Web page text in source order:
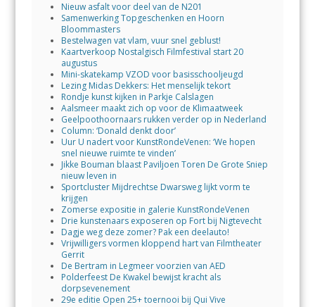
Nieuw asfalt voor deel van de N201
Samenwerking Topgeschenken en Hoorn
Bloommasters
Bestelwagen vat vlam, vuur snel geblust!
Kaartverkoop Nostalgisch Filmfestival start 20
augustus
Mini-skatekamp VZOD voor basisschooljeugd
Lezing Midas Dekkers: Het menselijk tekort
Rondje kunst kijken in Parkje Calslagen
Aalsmeer maakt zich op voor de Klimaatweek
Geelpoothoornaars rukken verder op in Nederland
Column: ‘Donald denkt door’
Uur U nadert voor KunstRondeVenen: ‘We hopen
snel nieuwe ruimte te vinden’
Jikke Bouman blaast Paviljoen Toren De Grote Sniep
nieuw leven in
Sportcluster Mijdrechtse Dwarsweg lijkt vorm te
krijgen
Zomerse expositie in galerie KunstRondeVenen
Drie kunstenaars exposeren op Fort bij Nigtevecht
Dagje weg deze zomer? Pak een deelauto!
Vrijwilligers vormen kloppend hart van Filmtheater
Gerrit
De Bertram in Legmeer voorzien van AED
Polderfeest De Kwakel bewijst kracht als
dorpsevenement
29e editie Open 25+ toernooi bij Qui Vive